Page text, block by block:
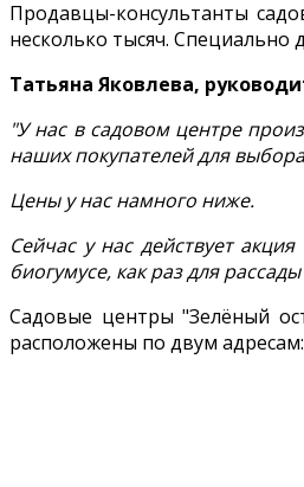
Продавцы-консультанты
несколько тысяч.
Татьяна Яковлева,
"У нас в садовом центре
наших покупателей для
Цены у нас намного ниже.
Сейчас у нас действует
биогумусе, как раз для
Садовые центры "Зелёный
расположены по двум